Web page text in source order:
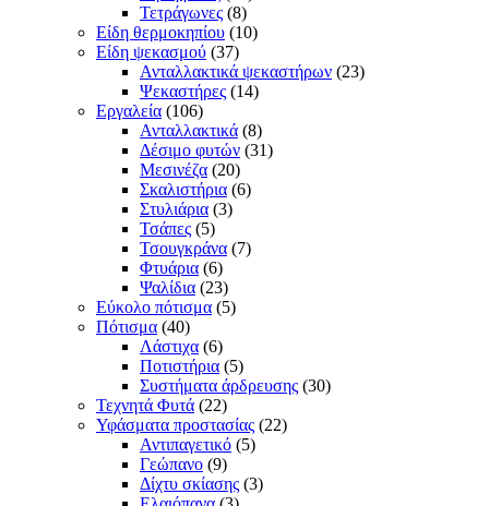
Τετράγωνες (8)
Είδη θερμοκηπίου (10)
Είδη ψεκασμού (37)
Ανταλλακτικά ψεκαστήρων (23)
Ψεκαστήρες (14)
Εργαλεία (106)
Ανταλλακτικά (8)
Δέσιμο φυτών (31)
Μεσινέζα (20)
Σκαλιστήρια (6)
Στυλιάρια (3)
Τσάπες (5)
Τσουγκράνα (7)
Φτυάρια (6)
Ψαλίδια (23)
Εύκολο πότισμα (5)
Πότισμα (40)
Λάστιχα (6)
Ποτιστήρια (5)
Συστήματα άρδρευσης (30)
Τεχνητά Φυτά (22)
Υφάσματα προστασίας (22)
Αντιπαγετικό (5)
Γεώπανο (9)
Δίχτυ σκίασης (3)